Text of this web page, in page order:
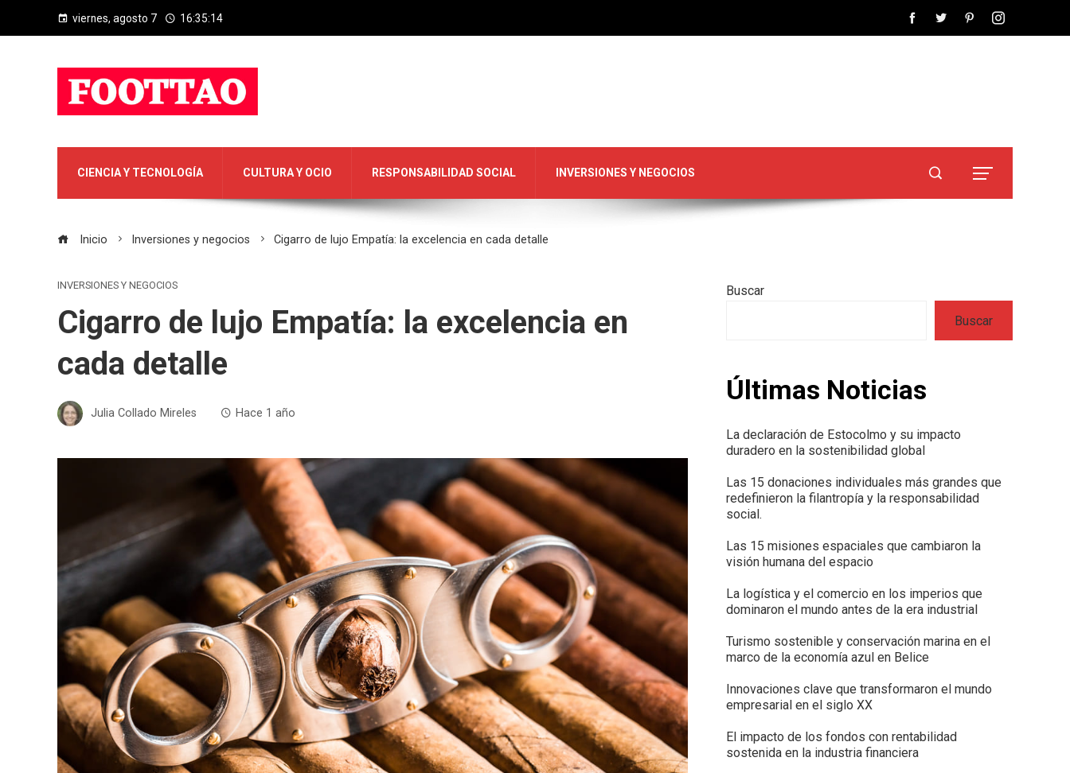
viernes, agosto 7 16:35:15
CIENCIA Y TECNOLOGÍA CULTURA Y OCIO RESPONSABILIDAD SOCIAL INVERSIONES Y NEGOCIOS
Inicio Inversiones y negocios Cigarro de lujo Empatía: la excelencia en cada detalle
INVERSIONES Y NEGOCIOS
Cigarro de lujo Empatía: la excelencia en
cada detalle
Julia Collado Mireles Hace 1 año
Buscar
Buscar
Últimas Noticias
La declaración de Estocolmo y su impacto
duradero en la sostenibilidad global
Las 15 donaciones individuales más grandes que
redefinieron la filantropía y la responsabilidad
social.
Las 15 misiones espaciales que cambiaron la
visión humana del espacio
La logística y el comercio en los imperios que
dominaron el mundo antes de la era industrial
Turismo sostenible y conservación marina en el
marco de la economía azul en Belice
Innovaciones clave que transformaron el mundo
empresarial en el siglo XX
El impacto de los fondos con rentabilidad
sostenida en la industria financiera